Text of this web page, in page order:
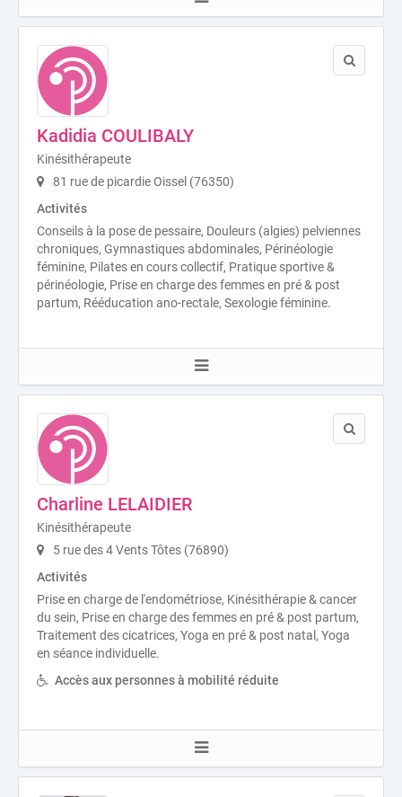
Kadidia COULIBALY
Kinésithérapeute
81 rue de picardie Oissel (76350)
Activités
Conseils à la pose de pessaire, Douleurs (algies) pelviennes
chroniques, Gymnastiques abdominales, Périnéologie
féminine, Pilates en cours collectif, Pratique sportive &
périnéologie, Prise en charge des femmes en pré & post
partum, Rééducation ano-rectale, Sexologie féminine.
Charline LELAIDIER
Kinésithérapeute
5 rue des 4 Vents Tôtes (76890)
Activités
Prise en charge de l'endométriose, Kinésithérapie & cancer
du sein, Prise en charge des femmes en pré & post partum,
Traitement des cicatrices, Yoga en pré & post natal, Yoga
en séance individuelle.
Accès aux personnes à mobilité réduite